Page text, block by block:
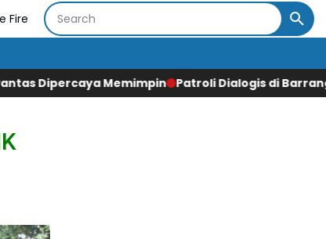
Fire
Patroli Dialogis di Barrang Lompo,